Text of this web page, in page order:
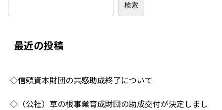
検索
最近の投稿
◇信頼資本財団の共感助成終了について
◇（公社）草の根事業育成財団の助成交付が決定しまし